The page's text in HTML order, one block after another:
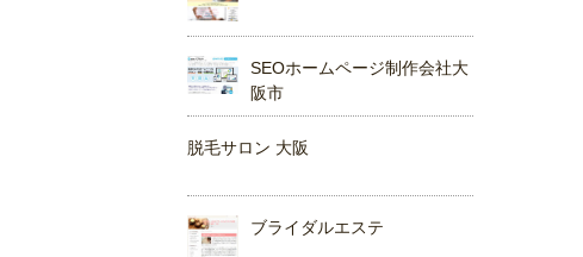
SEOホームページ制作会社大
阪市
脱毛サロン 大阪
ブライダルエステ